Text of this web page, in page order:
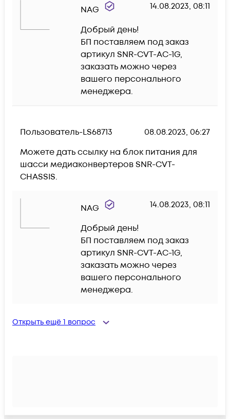
NAG 14.08.2023, 08:11
Добрый день!
БП поставляем под заказ
артикул SNR-CVT-AC-1G,
заказать можно через
вашего персонального
менеджера.
Пользователь-LS68713
08.08.2023, 06:27
Можете дать ссылку на блок питания для
шасси медиаконвертеров SNR-CVT-
CHASSIS.
NAG 14.08.2023, 08:11
Добрый день!
БП поставляем под заказ
артикул SNR-CVT-AC-1G,
заказать можно через
вашего персонального
менеджера.
Открыть ещё 1 вопрос